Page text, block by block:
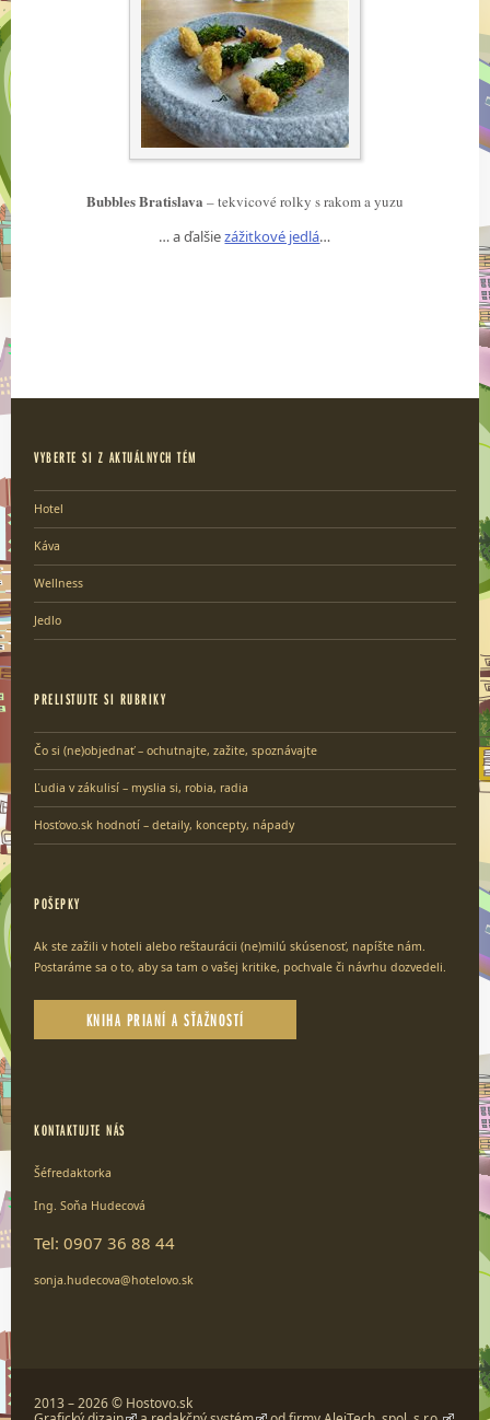
Bubbles Bratislava – tekvicové rolky s rakom a yuzu
… a ďalšiezážitkové jedlá…
VYBERTE SI Z AKTUÁLNYCH TÉM
Hotel
Káva
Wellness
Jedlo
PRELISTUJTE SI RUBRIKY
Čo si (ne)objednať – ochutnajte, zažite, spoznávajte
Ľudia v zákulisí – myslia si, robia, radia
Hosťovo.sk hodnotí – detaily, koncepty, nápady
POŠEPKY
Ak ste zažili v hoteli alebo reštaurácii (ne)milú skúsenosť, napíšte nám.
Postaráme sa o to, aby sa tam o vašej kritike, pochvale či návrhu dozvedeli.
KNIHA PRIANÍ A SŤAŽNOSTÍ
KONTAKTUJTE NÁS
Šéfredaktorka
Ing. Soňa Hudecová
Tel: 0907 36 88 44
sonja.hudecova@hotelovo.sk
2013 – 2026 © Hostovo.sk